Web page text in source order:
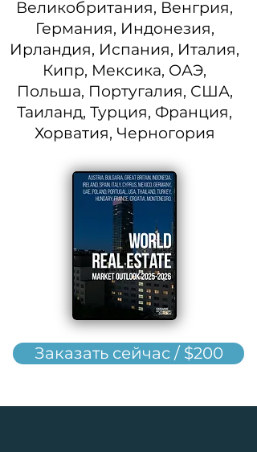
Великобритания, Венгрия,
Германия, Индонезия,
Ирландия, Испания, Италия,
Кипр, Мексика, ОАЭ,
Польша, Португалия, США,
Таиланд, Турция, Франция,
Хорватия, Черногория
Заказать сейчас / $200